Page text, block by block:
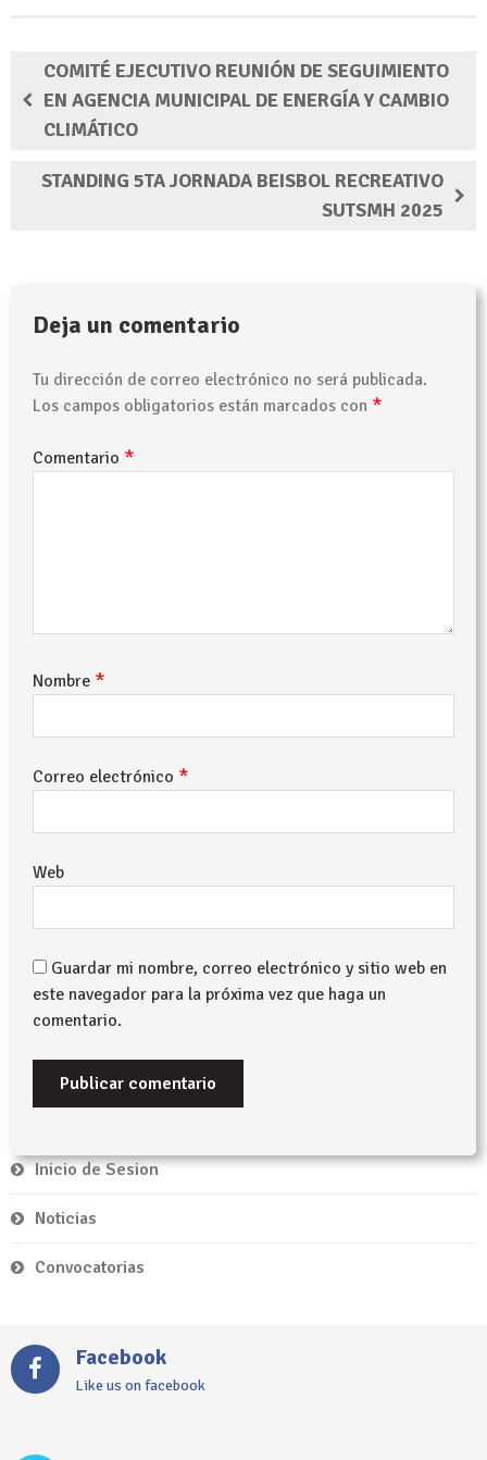
COMITÉ EJECUTIVO REUNIÓN DE SEGUIMIENTO
EN AGENCIA MUNICIPAL DE ENERGÍA Y CAMBIO
CLIMÁTICO
STANDING 5TA JORNADA BEISBOL RECREATIVO
SUTSMH 2025
Deja un comentario
Tu dirección de correo electrónico no será publicada.
Los campos obligatorios están marcados con *
Comentario *
Nombre *
Correo electrónico *
Web
Guardar mi nombre, correo electrónico y sitio web en
este navegador para la próxima vez que haga un
comentario.
Inicio de Sesion
Noticias
Convocatorias
Facebook
Like us on facebook